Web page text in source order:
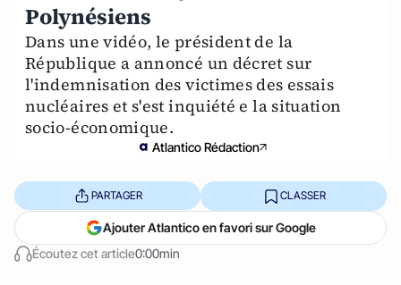
Polynésiens
Dans une vidéo, le président de la
République a annoncé un décret sur
l'indemnisation des victimes des essais
nucléaires et s'est inquiété e la situation
socio-économique.
Atlantico Rédaction
Écoutez cet article0:00min
PARTAGER CLASSER
Ajouter Atlantico en favori sur Google